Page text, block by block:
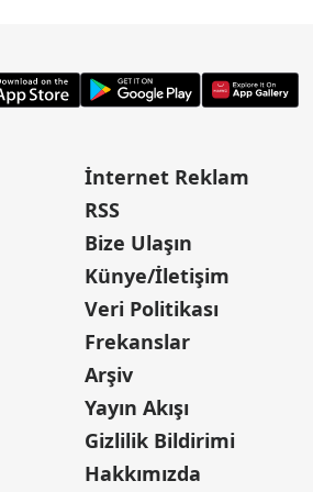
İnternet Reklam
RSS
Bize Ulaşın
Künye/İletişim
Veri Politikası
Frekanslar
Arşiv
Yayın Akışı
Gizlilik Bildirimi
Hakkımızda